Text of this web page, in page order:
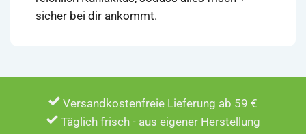
sicher bei dir ankommt.
Versandkostenfreie Lieferung ab 59 €
Täglich frisch - aus eigener Herstellung